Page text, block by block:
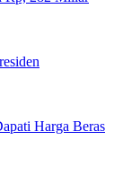
Harga Beras